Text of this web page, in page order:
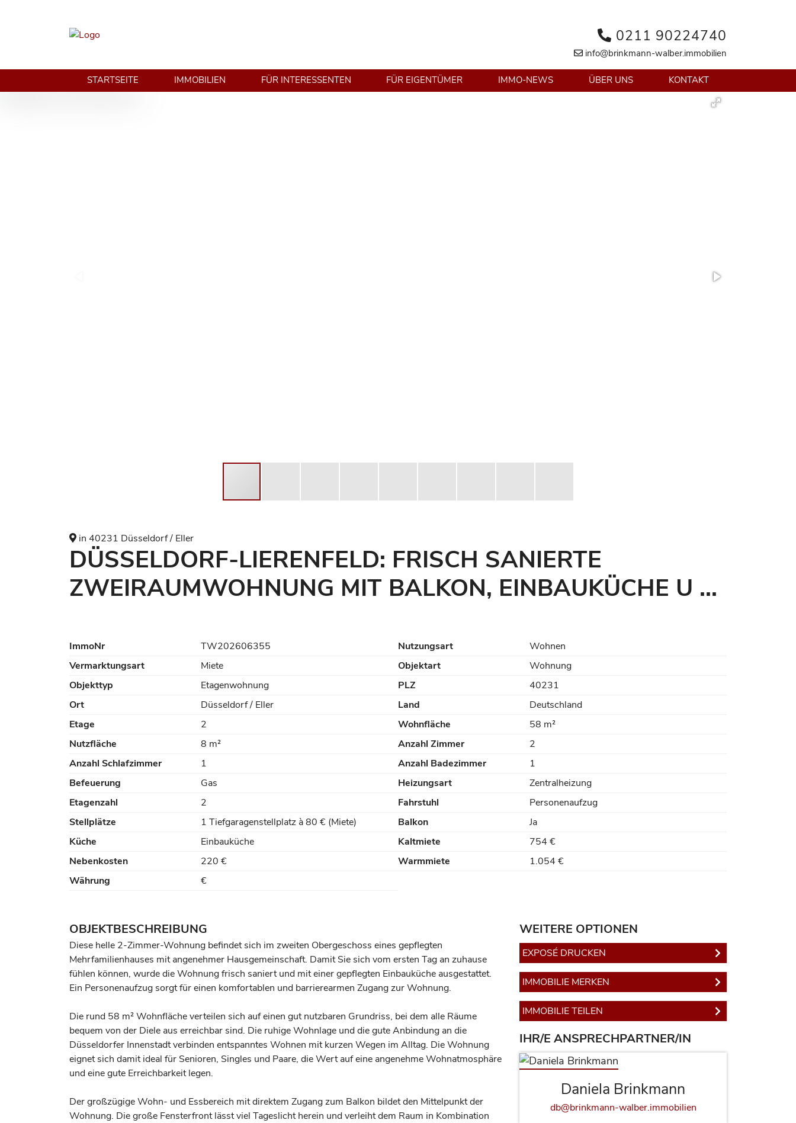
0211 90224740
info@brinkmann-walber.immobilien
STARTSEITE IMMOBILIEN FÜR INTERESSENTEN FÜR EIGENTÜMER IMMO-NEWS ÜBER UNS KONTAKT
in 40231 Düsseldorf / Eller
DÜSSELDORF-LIERENFELD: FRISCH SANIERTE
ZWEIRAUMWOHNUNG MIT BALKON, EINBAUKÜCHE U ...
ImmoNr TW202606355 Nutzungsart
Wohnen
Vermarktungsart
Miete Objektart
Wohnung
Objekttyp
Etagenwohnung PLZ
40231
Ort
Düsseldorf / Eller Land
Deutschland
Etage
2 Wohnfläche
58 m²
Nutzfläche
8 m² Anzahl Zimmer
2
Anzahl Schlafzimmer
1 Anzahl Badezimmer
1
Befeuerung
Gas Heizungsart
Zentralheizung
Etagenzahl
2 Fahrstuhl
Personenaufzug
Stellplätze
1 Tiefgaragenstellplatz à 80 € (Miete) Balkon
Ja
Küche
Einbauküche Kaltmiete
754 €
Nebenkosten
220 € Warmmiete
1.054 €
Währung
€
OBJEKTBESCHREIBUNG
Diese helle 2-Zimmer-Wohnung befindet sich im zweiten Obergeschoss eines gepflegten
Mehrfamilienhauses mit angenehmer Hausgemeinschaft. Damit Sie sich vom ersten Tag an zuhause
fühlen können, wurde die Wohnung frisch saniert und mit einer gepflegten Einbauküche ausgestattet.
Ein Personenaufzug sorgt für einen komfortablen und barrierearmen Zugang zur Wohnung.
Die rund 58 m² Wohnfläche verteilen sich auf einen gut nutzbaren Grundriss, bei dem alle Räume
bequem von der Diele aus erreichbar sind. Die ruhige Wohnlage und die gute Anbindung an die
Düsseldorfer Innenstadt verbinden entspanntes Wohnen mit kurzen Wegen im Alltag. Die Wohnung
eignet sich damit ideal für Senioren, Singles und Paare, die Wert auf eine angenehme Wohnatmosphäre
und eine gute Erreichbarkeit legen.
Der großzügige Wohn- und Essbereich mit direktem Zugang zum Balkon bildet den Mittelpunkt der
Wohnung. Die große Fensterfront lässt viel Tageslicht herein und verleiht dem Raum in Kombination
WEITERE OPTIONEN
EXPOSÉ DRUCKEN
IMMOBILIE MERKEN
IMMOBILIE TEILEN
IHR/E ANSPRECHPARTNER/IN
Daniela Brinkmann
db@brinkmann-walber.immobilien